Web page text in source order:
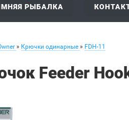
РЫБАЛКА
» Крючки одинарные » FDH-11
Feeder